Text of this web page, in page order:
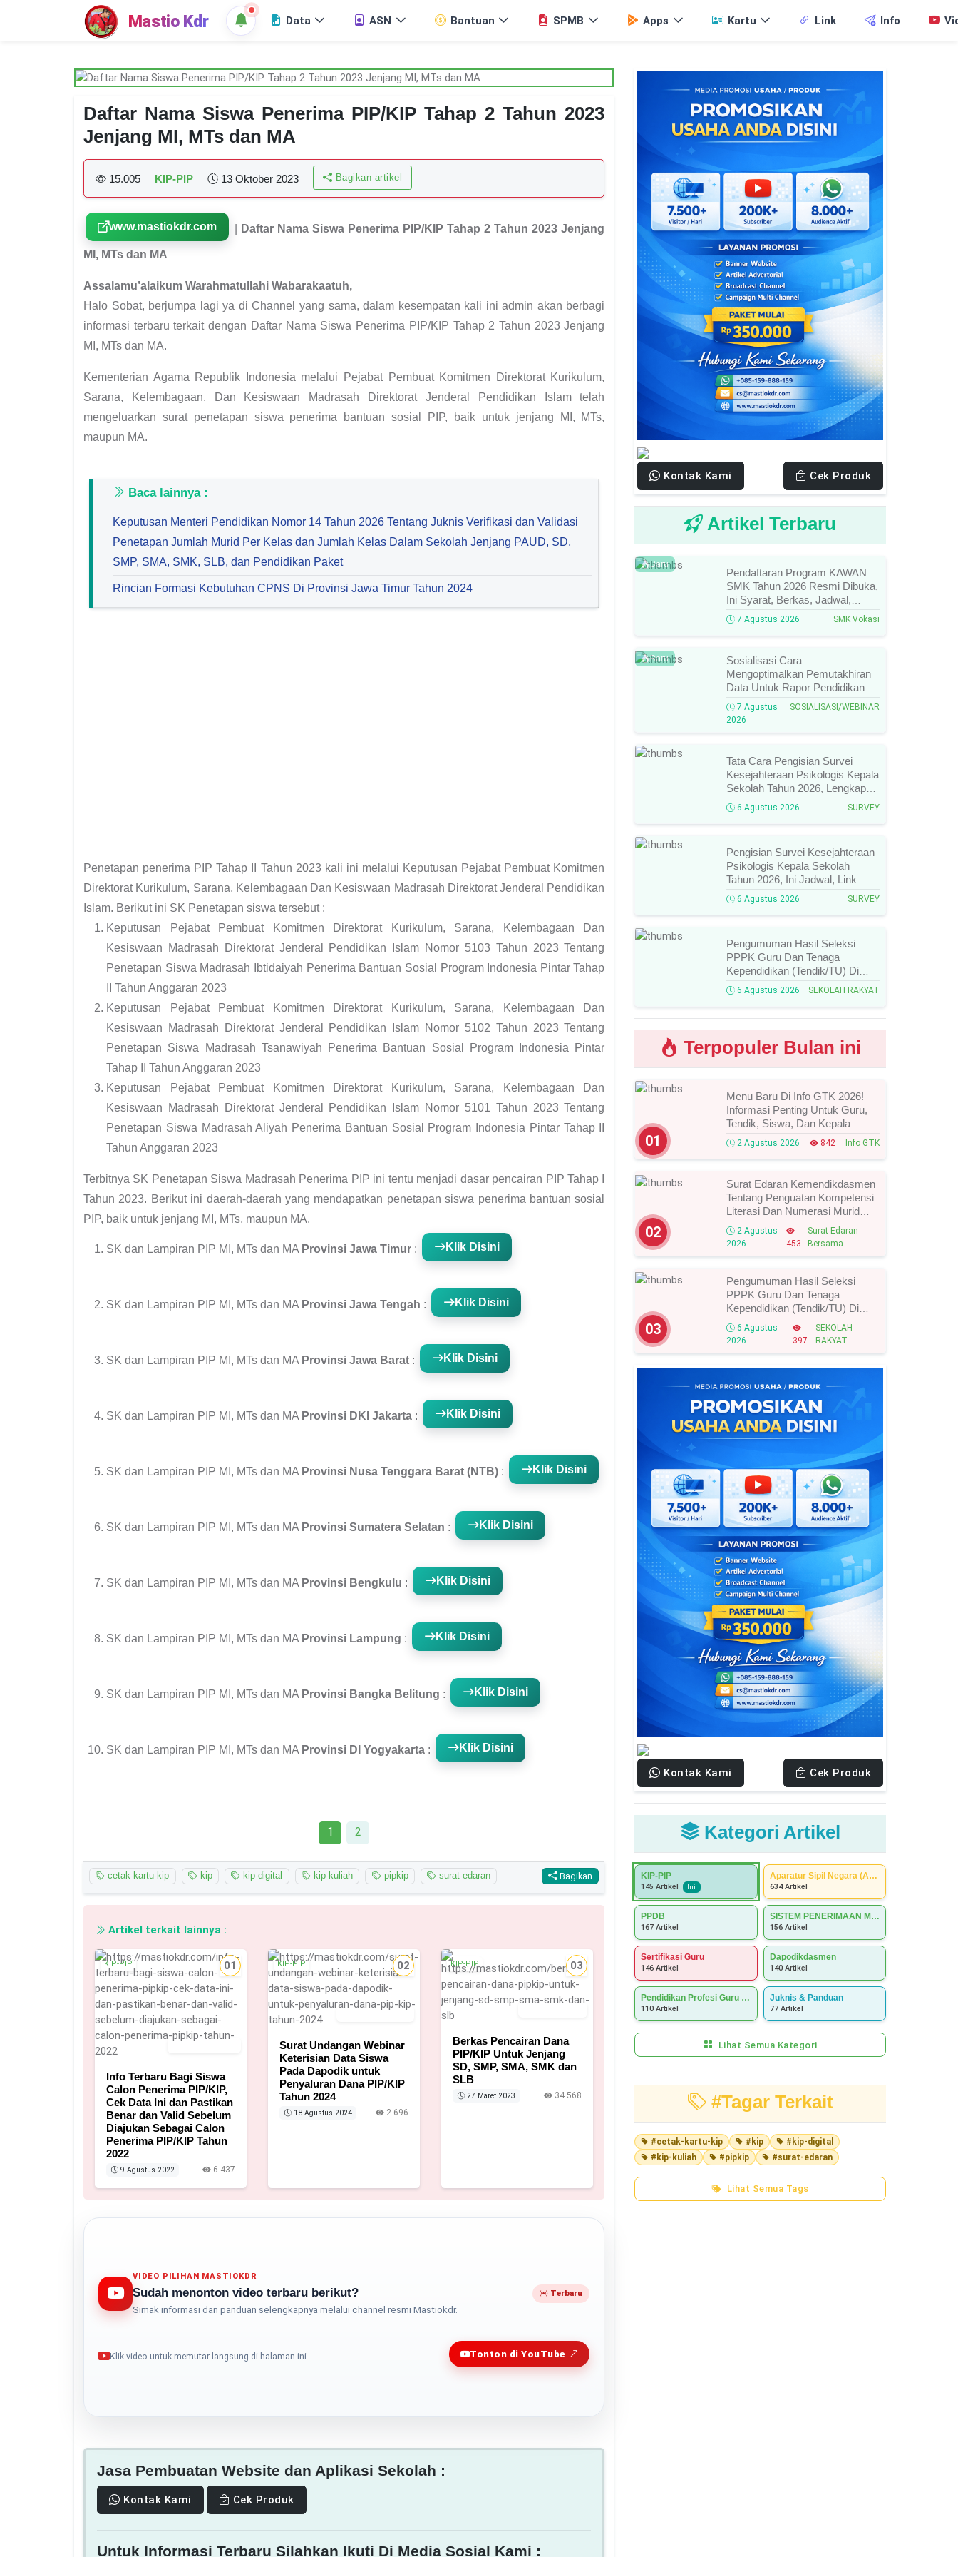
Mastio Kdr Data ASN Bantuan SPMB Apps Kartu Link Info
Daftar Nama Siswa Penerima PIP/KIP Tahap 2 Tahun 2023
Jenjang MI, MTs dan MA
15.005 KIP-PIP 13 Oktober 2023 Bagikan artikel
www.mastiokdr.com Daftar Nama Siswa Penerima PIP/KIP Tahap 2 Tahun 2023 Jenjang
MI, MTs dan MA
Assalamu’alaikum Warahmatullahi Wabarakaatuh,
Halo Sobat, berjumpa lagi ya di Channel yang sama, dalam kesempatan kali ini admin akan berbagi
informasi terbaru terkait dengan Daftar Nama Siswa Penerima PIP/KIP Tahap 2 Tahun 2023 Jenjang
MI, MTs dan MA.
Kementerian Agama Republik Indonesia melalui Pejabat Pembuat Komitmen Direktorat Kurikulum,
Sarana, Kelembagaan, Dan Kesiswaan Madrasah Direktorat Jenderal Pendidikan Islam telah
mengeluarkan surat penetapan siswa penerima bantuan sosial PIP, baik untuk jenjang MI, MTs,
maupun MA.
Baca lainnya :
Keputusan Menteri Pendidikan Nomor 14 Tahun 2026 Tentang Juknis Verifikasi dan Validasi
Penetapan Jumlah Murid Per Kelas dan Jumlah Kelas Dalam Sekolah Jenjang PAUD, SD,
SMP, SMA, SMK, SLB, dan Pendidikan Paket
Rincian Formasi Kebutuhan CPNS Di Provinsi Jawa Timur Tahun 2024
Penetapan penerima PIP Tahap II Tahun 2023 kali ini melalui Keputusan Pejabat Pembuat Komitmen
Direktorat Kurikulum, Sarana, Kelembagaan Dan Kesiswaan Madrasah Direktorat Jenderal Pendidikan
Islam. Berikut ini SK Penetapan siswa tersebut :
Keputusan Pejabat Pembuat Komitmen Direktorat Kurikulum, Sarana, Kelembagaan Dan
Kesiswaan Madrasah Direktorat Jenderal Pendidikan Islam Nomor 5103 Tahun 2023 Tentang
Penetapan Siswa Madrasah Ibtidaiyah Penerima Bantuan Sosial Program Indonesia Pintar Tahap
II Tahun Anggaran 2023
Keputusan Pejabat Pembuat Komitmen Direktorat Kurikulum, Sarana, Kelembagaan Dan
Kesiswaan Madrasah Direktorat Jenderal Pendidikan Islam Nomor 5102 Tahun 2023 Tentang
Penetapan Siswa Madrasah Tsanawiyah Penerima Bantuan Sosial Program Indonesia Pintar
Tahap II Tahun Anggaran 2023
Keputusan Pejabat Pembuat Komitmen Direktorat Kurikulum, Sarana, Kelembagaan Dan
Kesiswaan Madrasah Direktorat Jenderal Pendidikan Islam Nomor 5101 Tahun 2023 Tentang
Penetapan Siswa Madrasah Aliyah Penerima Bantuan Sosial Program Indonesia Pintar Tahap II
Tahun Anggaran 2023
Terbitnya SK Penetapan Siswa Madrasah Penerima PIP ini tentu menjadi dasar pencairan PIP Tahap I
Tahun 2023. Berikut ini daerah-daerah yang mendapatkan penetapan siswa penerima bantuan sosial
PIP, baik untuk jenjang MI, MTs, maupun MA.
SK dan Lampiran PIP MI, MTs dan MA Provinsi Jawa Timur : Klik Disini
SK dan Lampiran PIP MI, MTs dan MA Provinsi Jawa Tengah : Klik Disini
SK dan Lampiran PIP MI, MTs dan MA Provinsi Jawa Barat : Klik Disini
SK dan Lampiran PIP MI, MTs dan MA Provinsi DKI Jakarta : Klik Disini
SK dan Lampiran PIP MI, MTs dan MA Provinsi Nusa Tenggara Barat (NTB) : Klik Disini
SK dan Lampiran PIP MI, MTs dan MA Provinsi Sumatera Selatan : Klik Disini
SK dan Lampiran PIP MI, MTs dan MA Provinsi Bengkulu : Klik Disini
SK dan Lampiran PIP MI, MTs dan MA Provinsi Lampung : Klik Disini
SK dan Lampiran PIP MI, MTs dan MA Provinsi Bangka Belitung : Klik Disini
SK dan Lampiran PIP MI, MTs dan MA Provinsi DI Yogyakarta : Klik Disini
1 2
cetak-kartu-kip kip kip-digital kip-kuliah pipkip surat-edaran Bagikan
Artikel terkait lainnya :
01
KIP-PIP
Info Terbaru Bagi Siswa
Calon Penerima PIP/KIP,
Cek Data Ini dan Pastikan
Benar dan Valid Sebelum
Diajukan Sebagai Calon
Penerima PIP/KIP Tahun
2022
9 Agustus 2022 6.437
02
KIP-PIP
Surat Undangan Webinar
Keterisian Data Siswa
Pada Dapodik untuk
Penyaluran Dana PIP/KIP
Tahun 2024
18 Agustus 2024 2.696
03
KIP-PIP
Berkas Pencairan Dana
PIP/KIP Untuk Jenjang
SD, SMP, SMA, SMK dan
SLB
27 Maret 2023 34.568
VIDEO PILIHAN MASTIOKDR
Sudah menonton video terbaru berikut?
Simak informasi dan panduan selengkapnya melalui channel resmi Mastiokdr.
Terbaru
Klik video untuk memutar langsung di halaman ini. Tonton di YouTube
Jasa Pembuatan Website dan Aplikasi Sekolah :
Kontak Kami Cek Produk
Untuk Informasi Terbaru Silahkan Ikuti Di Media Sosial Kami :
Kontak Kami Cek Produk
Artikel Terbaru
Baru
Pendaftaran Program KAWAN
SMK Tahun 2026 Resmi Dibuka,
Ini Syarat, Berkas, Jadwal,
Batas Waktu, Dan Cara
Pendaftarannya!
7 Agustus 2026 SMK Vokasi
Baru
Sosialisasi Cara
Mengoptimalkan Pemutakhiran
Data Untuk Rapor Pendidikan
Tahun 2026, Ini Jadwal, Materi,
Narasumber, Dan Link
7 Agustus
2026
SOSIALISASI/WEBINAR
Tata Cara Pengisian Survei
Kesejahteraan Psikologis Kepala
Sekolah Tahun 2026, Lengkap
Link Resmi, Jadwal, Panduan,
Dan Hal Yang Wajib
Diperhatikan!
6 Agustus 2026 SURVEY
Pengisian Survei Kesejahteraan
Psikologis Kepala Sekolah
Tahun 2026, Ini Jadwal, Link
Resmi, Cara Pengisian, Dan
Ketentuan Lengkapnya!
6 Agustus 2026 SURVEY
Pengumuman Hasil Seleksi
PPPK Guru Dan Tenaga
Kependidikan (Tendik/TU) Di
Sekolah Rakyat Tahun 2026
Lingkungan Kementerian Sosial
RI, Ini Daftar Nama Peserta
6 Agustus 2026 SEKOLAH RAKYAT
Terpopuler Bulan ini
01
Menu Baru Di Info GTK 2026!
Informasi Penting Untuk Guru,
Tendik, Siswa, Dan Kepala
Sekolah, Segera Cek Ini Batas
Waktunya!
2 Agustus 2026 842 Info GTK
02
Surat Edaran Kemendikdasmen
Tentang Penguatan Kompetensi
Literasi Dan Numerasi Murid
Tahun 2026, Ini Strategi Dan
Alurnya
2 Agustus
2026
453
Surat Edaran
Bersama
03
Pengumuman Hasil Seleksi
PPPK Guru Dan Tenaga
Kependidikan (Tendik/TU) Di
Sekolah Rakyat Tahun 2026
Lingkungan Kementerian Sosial
6 Agustus
2026
397
SEKOLAH
RAKYAT
Kontak Kami Cek Produk
Kategori Artikel
KIP-PIP
145 Artikel Ini
Aparatur Sipil Negara (ASN)
634 Artikel
PPDB
167 Artikel
SISTEM PENERIMAAN MURID BARU (SPMB)
156 Artikel
Sertifikasi Guru
146 Artikel
Dapodikdasmen
140 Artikel
Pendidikan Profesi Guru (PPG)
110 Artikel
Juknis & Panduan
77 Artikel
Lihat Semua Kategori
#Tagar Terkait
#cetak-kartu-kip #kip
#kip-digital
#kip-kuliah
#pipkip #surat-edaran
Lihat Semua Tags